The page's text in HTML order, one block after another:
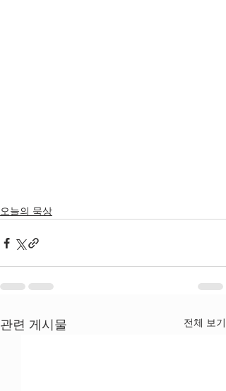
오늘의 묵상
관련 게시물 전체 보기